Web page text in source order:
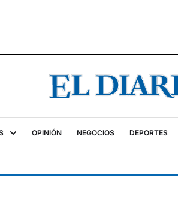
OPINIÓN NEGOCIOS DEPORTES